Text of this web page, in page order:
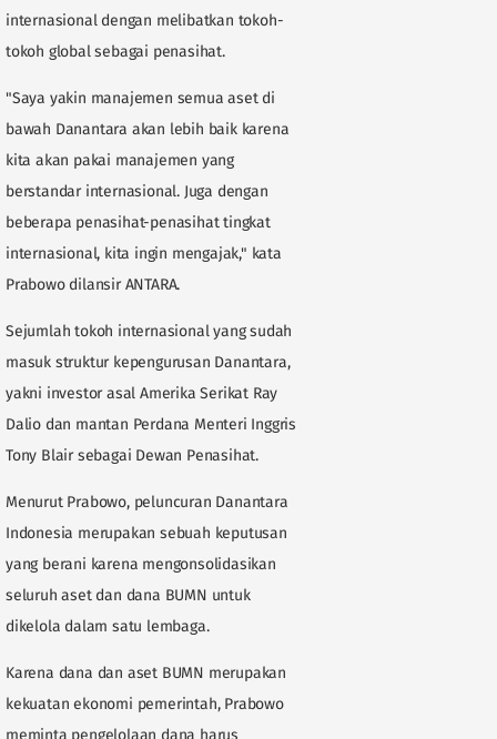
internasional dengan melibatkan tokoh-
tokoh global sebagai penasihat.
"Saya yakin manajemen semua aset di
bawah Danantara akan lebih baik karena
kita akan pakai manajemen yang
berstandar internasional. Juga dengan
beberapa penasihat-penasihat tingkat
internasional, kita ingin mengajak," kata
Prabowo dilansir ANTARA.
Sejumlah tokoh internasional yang sudah
masuk struktur kepengurusan Danantara,
yakni investor asal Amerika Serikat Ray
Dalio dan mantan Perdana Menteri Inggris
Tony Blair sebagai Dewan Penasihat.
Menurut Prabowo, peluncuran Danantara
Indonesia merupakan sebuah keputusan
yang berani karena mengonsolidasikan
seluruh aset dan dana BUMN untuk
dikelola dalam satu lembaga.
Karena dana dan aset BUMN merupakan
kekuatan ekonomi pemerintah, Prabowo
meminta pengelolaan dana harus